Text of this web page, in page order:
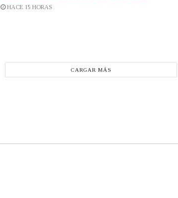
HACE 15 HORAS
CARGAR MÁS